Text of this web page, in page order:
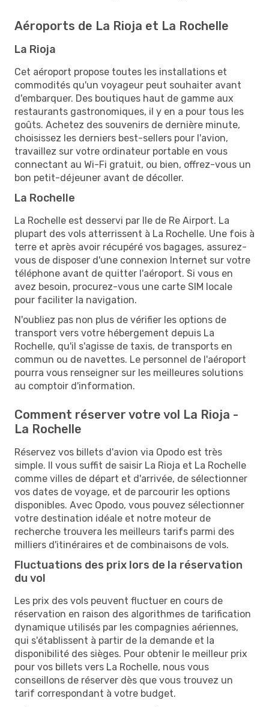
Aéroports de La Rioja et La Rochelle
La Rioja
Cet aéroport propose toutes les installations et
commodités qu'un voyageur peut souhaiter avant
d'embarquer. Des boutiques haut de gamme aux
restaurants gastronomiques, il y en a pour tous les
goûts. Achetez des souvenirs de dernière minute,
choisissez les derniers best-sellers pour l'avion,
travaillez sur votre ordinateur portable en vous
connectant au Wi-Fi gratuit, ou bien, offrez-vous un
bon petit-déjeuner avant de décoller.
La Rochelle
La Rochelle est desservi par Ile de Re Airport. La
plupart des vols atterrissent à La Rochelle. Une fois à
terre et après avoir récupéré vos bagages, assurez-
vous de disposer d'une connexion Internet sur votre
téléphone avant de quitter l'aéroport. Si vous en
avez besoin, procurez-vous une carte SIM locale
pour faciliter la navigation.
N'oubliez pas non plus de vérifier les options de
transport vers votre hébergement depuis La
Rochelle, qu'il s'agisse de taxis, de transports en
commun ou de navettes. Le personnel de l'aéroport
pourra vous renseigner sur les meilleures solutions
au comptoir d'information.
Comment réserver votre vol La Rioja -
La Rochelle
Réservez vos billets d'avion via Opodo est très
simple. Il vous suffit de saisir La Rioja et La Rochelle
comme villes de départ et d'arrivée, de sélectionner
vos dates de voyage, et de parcourir les options
disponibles. Avec Opodo, vous pouvez sélectionner
votre destination idéale et notre moteur de
recherche trouvera les meilleurs tarifs parmi des
milliers d'itinéraires et de combinaisons de vols.
Fluctuations des prix lors de la réservation
du vol
Les prix des vols peuvent fluctuer en cours de
réservation en raison des algorithmes de tarification
dynamique utilisés par les compagnies aériennes,
qui s'établissent à partir de la demande et la
disponibilité des sièges. Pour obtenir le meilleur prix
pour vos billets vers La Rochelle, nous vous
conseillons de réserver dès que vous trouvez un
tarif correspondant à votre budget.